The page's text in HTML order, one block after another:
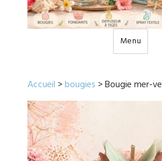
Menu
Accueil >bougies > Bougie mer-